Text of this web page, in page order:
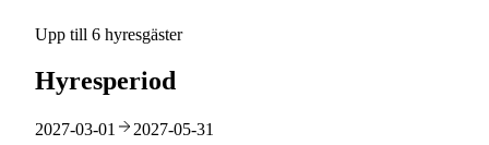
Upp till 6 hyresgäster
Hyresperiod
2027-03-01 2027-05-31